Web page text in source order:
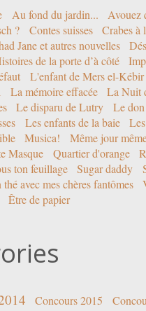
Au fond du jardin... Avouez
? Contes suisses Crabes à
Jane et autres nouvelles
de la porte d’à côté
L'enfant de Mers el-Kébir
La mémoire effacée La Nuit
Le disparu de Lutry Le
Les enfants de la baie
Musica! Même jour
Masque Quartier d'orange
ton feuillage Sugar daddy
avec mes chères fantômes
Être de papier
Concours 2015